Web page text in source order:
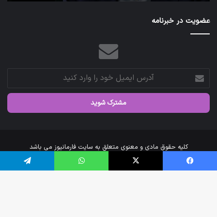
عضویت در خبرنامه
آدرس
ایمیل
خود
وارد
کلیه حقوق مادی و معنوی متعلق به سایت فارمانیوز می باشد
خانه
ارتباط با ما
فیس بوک X واتس آپ تلگرام